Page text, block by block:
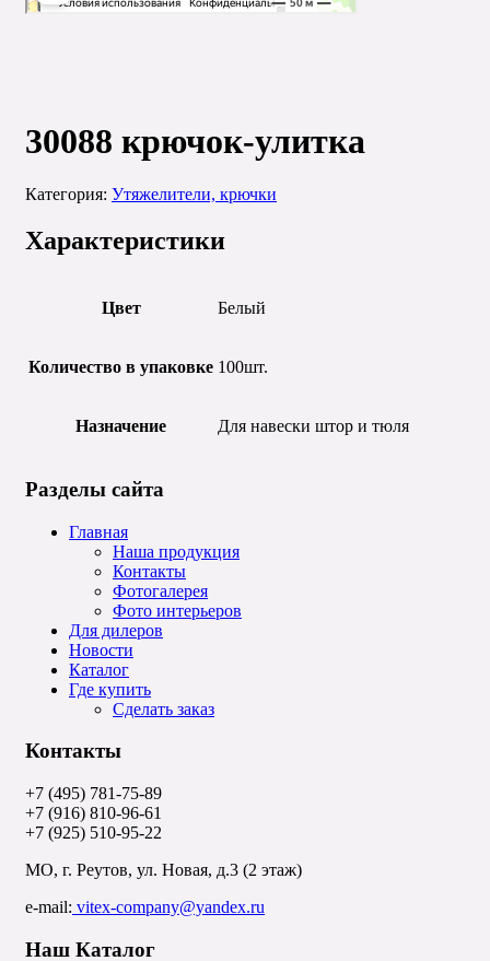
30088 крючок-улитка
Категория: Утяжелители, крючки
Характеристики
Цвет Белый
Количество в упаковке 100шт.
Назначение Для навески штор и тюля
Разделы сайта
Главная
Наша продукция
Контакты
Фотогалерея
Фото интерьеров
Для дилеров
Новости
Каталог
Где купить
Сделать заказ
Контакты
+7 (495) 781-75-89
+7 (916) 810-96-61
+7 (925) 510-95-22
МО, г. Реутов, ул. Новая, д.3 (2 этаж)
e-mail: vitex-company@yandex.ru
Наш Каталог